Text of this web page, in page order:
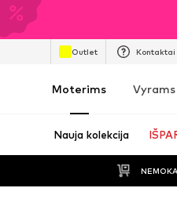
Outlet
Moterims Vyrams
Nauja kolekcija